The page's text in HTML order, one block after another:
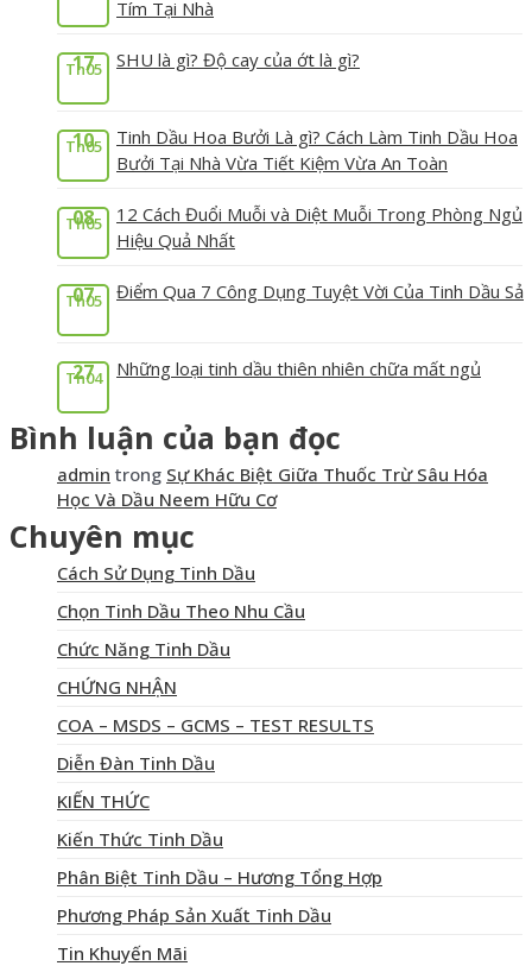
Tím Tại Nhà
17
Th05 SHU là gì? Độ cay của ớt là gì?
10
Th05
Tinh Dầu Hoa Bưởi Là gì? Cách Làm Tinh Dầu Hoa
Bưởi Tại Nhà Vừa Tiết Kiệm Vừa An Toàn
08
Th05
12 Cách Đuổi Muỗi và Diệt Muỗi Trong Phòng Ngủ
Hiệu Quả Nhất
07
Th05 Điểm Qua 7 Công Dụng Tuyệt Vời Của Tinh Dầu Sả
27
Th04 Những loại tinh dầu thiên nhiên chữa mất ngủ
Bình luận của bạn đọc
admin trong Sự Khác Biệt Giữa Thuốc Trừ Sâu Hóa
Học Và Dầu Neem Hữu Cơ
Chuyên mục
Cách Sử Dụng Tinh Dầu
Chọn Tinh Dầu Theo Nhu Cầu
Chức Năng Tinh Dầu
CHỨNG NHẬN
COA – MSDS – GCMS – TEST RESULTS
Diễn Đàn Tinh Dầu
KIẾN THỨC
Kiến Thức Tinh Dầu
Phân Biệt Tinh Dầu – Hương Tổng Hợp
Phương Pháp Sản Xuất Tinh Dầu
Tin Khuyến Mãi